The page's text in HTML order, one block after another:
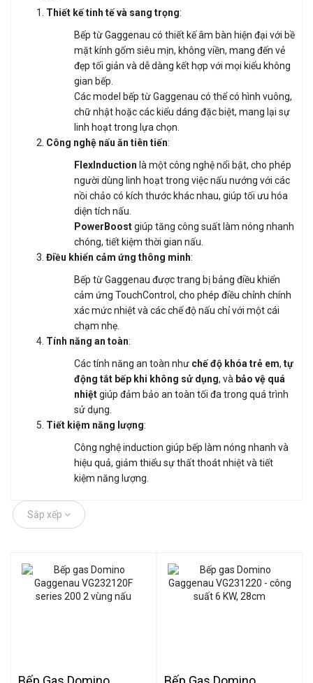
Thiết kế tinh tế và sang trọng:
Bếp từ Gaggenau có thiết kế âm bàn hiện đại với bề
mặt kính gốm siêu mịn, không viền, mang đến vẻ
đẹp tối giản và dễ dàng kết hợp với mọi kiểu không
gian bếp.
Các model bếp từ Gaggenau có thể có hình vuông,
chữ nhật hoặc các kiểu dáng đặc biệt, mang lại sự
linh hoạt trong lựa chọn.
Công nghệ nấu ăn tiên tiến:
FlexInduction là một công nghệ nổi bật, cho phép
người dùng linh hoạt trong việc nấu nướng với các
nồi chảo có kích thước khác nhau, giúp tối ưu hóa
diện tích nấu.
PowerBoostgiúp tăng công suất làm nóng nhanh
chóng, tiết kiệm thời gian nấu.
Điều khiển cảm ứng thông minh:
Bếp từ Gaggenau được trang bị bảng điều khiển
cảm ứng TouchControl, cho phép điều chỉnh chính
xác mức nhiệt và các chế độ nấu chỉ với một cái
chạm nhẹ.
Tính năng an toàn:
Các tính năng an toàn như chế độ khóa trẻ em, tự
động tắt bếp khi không sử dụng, và bảo vệ quá
nhiệtgiúp đảm bảo an toàn tối đa trong quá trình
sử dụng.
Tiết kiệm năng lượng:
Công nghệ induction giúp bếp làm nóng nhanh và
hiệu quả, giảm thiểu sự thất thoát nhiệt và tiết
kiệm năng lượng.
Sắp xếp